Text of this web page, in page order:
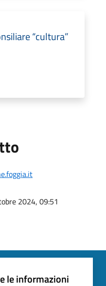
“cultura”
2024, 09:51
le informazioni